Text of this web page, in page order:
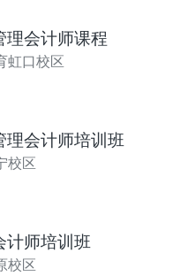
理会计师课程
虹口校区
理会计师培训班
校区
计师培训班
校区